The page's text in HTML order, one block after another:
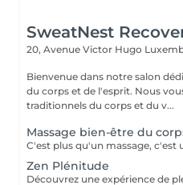
SweatNest
20, Avenue Victor Hugo
Bienvenue dans notre salon
du corps et de l'esprit. Nous
traditionnels du corps et du v...
Massage bien-être du
Zen Plénitude